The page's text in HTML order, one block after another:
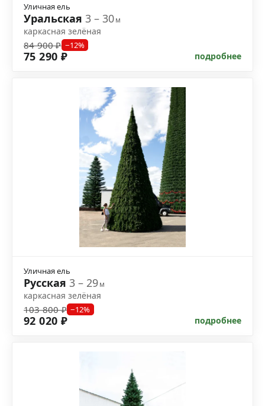
Уличная ель
Уральская 3 – 30м
каркасная зелёная
84 900 ₽ −12%
75 290 ₽ подробнее
Уличная ель
Русская 3 – 29м
каркасная зелёная
103 800 ₽ −12%
92 020 ₽ подробнее